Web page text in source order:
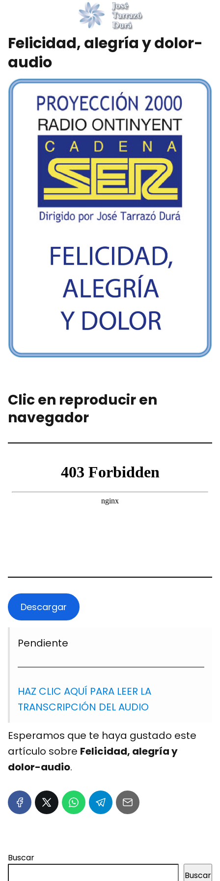
Felicidad, alegría y dolor-
audio
Clic en reproducir en
navegador
Descargar
Pendiente
HAZ CLIC AQUÍ PARA LEER LA
TRANSCRIPCIÓN DEL AUDIO
Esperamos que te haya gustado este
artículo sobre Felicidad, alegría y
dolor-audio.
Buscar
Buscar